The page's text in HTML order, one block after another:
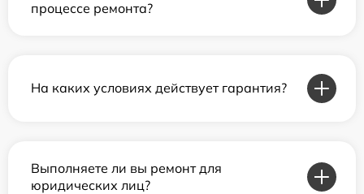
процессе ремонта?
На каких условиях действует гарантия?
Выполняете ли вы ремонт для
юридических лиц?